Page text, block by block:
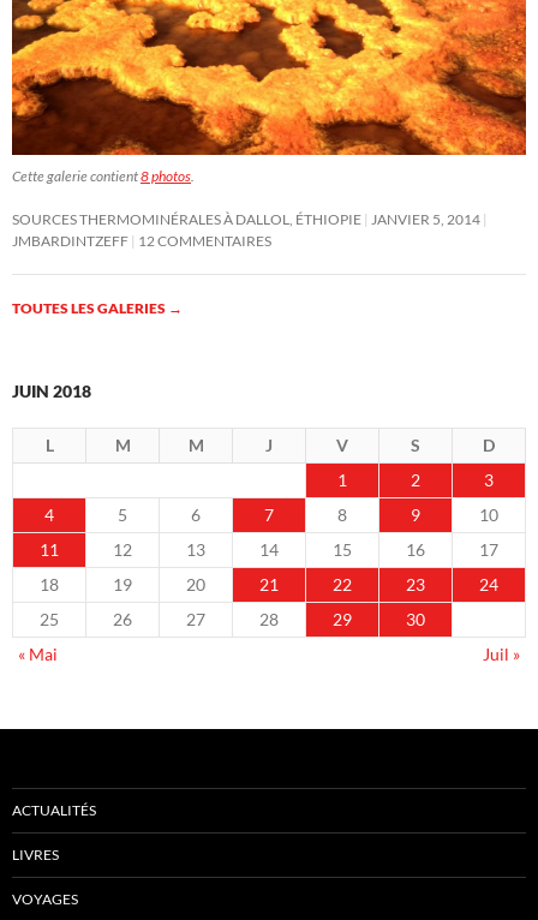
Cette galerie contient8 photos.
SOURCES THERMOMINÉRALES À DALLOL, ÉTHIOPIE JANVIER 5, 2014
JMBARDINTZEFF 12 COMMENTAIRES
TOUTES LES GALERIES →
JUIN 2018
L M M J V S
D
1
2
3
4
5 6 7 8 9
10
11
12 13 14 15 16
17
18
19 20 21 22 23
24
25
26 27 28 29
30
« Mai
Juil »
ACTUALITÉS
LIVRES
VOYAGES